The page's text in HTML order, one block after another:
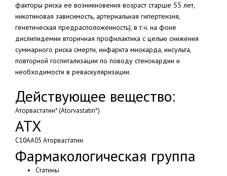
факторы риска ее возникновения возраст старше 55 лет,
никотиновая зависимость, артериальная гипертензия,
генетическая предрасположенность), в т.ч. на фоне
дислипидемии вторичная профилактика с целью снижения
суммарного риска смерти, инфаркта миокарда, инсульта,
повторной госпитализации по поводу стенокардии и
необходимости в реваскуляризации.
Действующее вещество:
Аторвастатин* (Atorvastatin*)
АТХ
C10AA05 Аторвастатин
Фармакологическая группа
Статины